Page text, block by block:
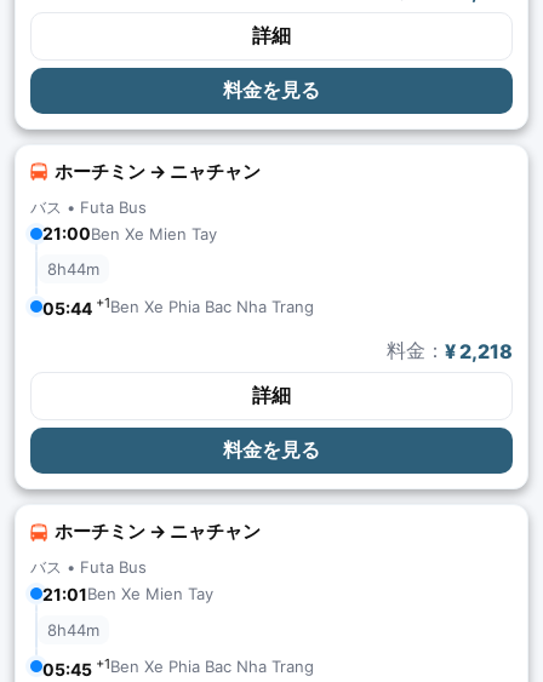
詳細
料金を見る
ホーチミン → ニャチャン
バス • Futa Bus
21:00Ben Xe Mien Tay
8h44m
05:44 +1Ben Xe Phia Bac Nha Trang
料金： ¥ 2,218
詳細
料金を見る
ホーチミン → ニャチャン
バス • Futa Bus
21:01Ben Xe Mien Tay
8h44m
05:45 +1Ben Xe Phia Bac Nha Trang